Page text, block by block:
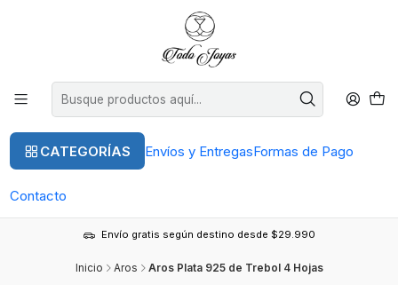
CATEGORÍAS Envíos y EntregasFormas de Pago
Contacto
Envío gratis según destino desde $29.990
Inicio Aros Aros Plata 925 de Trebol 4 Hojas